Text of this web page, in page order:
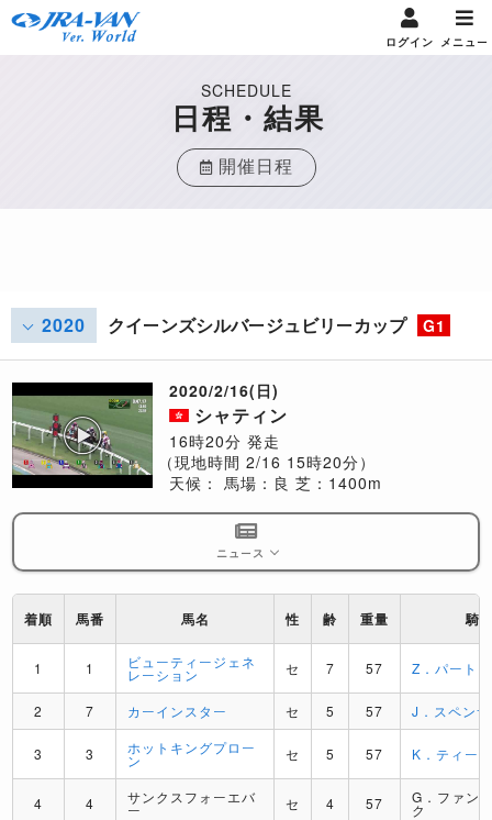
ログイン メニュー
SCHEDULE
日程・結果
開催日程
2020 クイーンズシルバージュビリーカップ G1
2020/2/16(日)
シャティン
16時20分 発走
（現地時間 2/16 15時20分）
天候： 馬場：良 芝：1400m
ニュース
着順 馬番 馬名 性 齢 重量 騎
1 1 ビューティージェネ
レーション セ 7 57 Z．パートン
2 7 カーインスター セ 5 57 J．スペン
3 3 ホットキングプロー
ン セ 5 57 K．ティー
4 4 サンクスフォーエバ
ー セ 4 57 G．ファン
ク